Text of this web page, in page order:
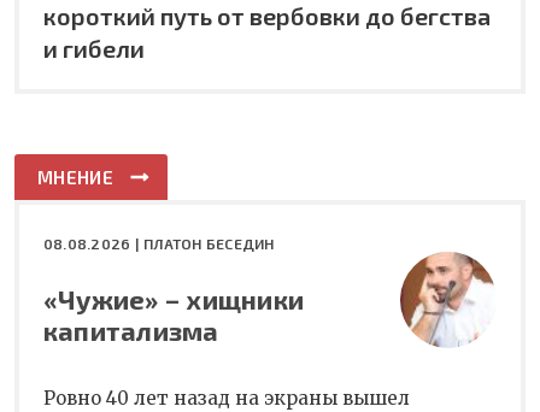
короткий путь от вербовки до бегства
и гибели
МНЕНИЕ
08.08.2026 | ПЛАТОН БЕСЕДИН
«Чужие» – хищники
капитализма
Ровно 40 лет назад на экраны вышел